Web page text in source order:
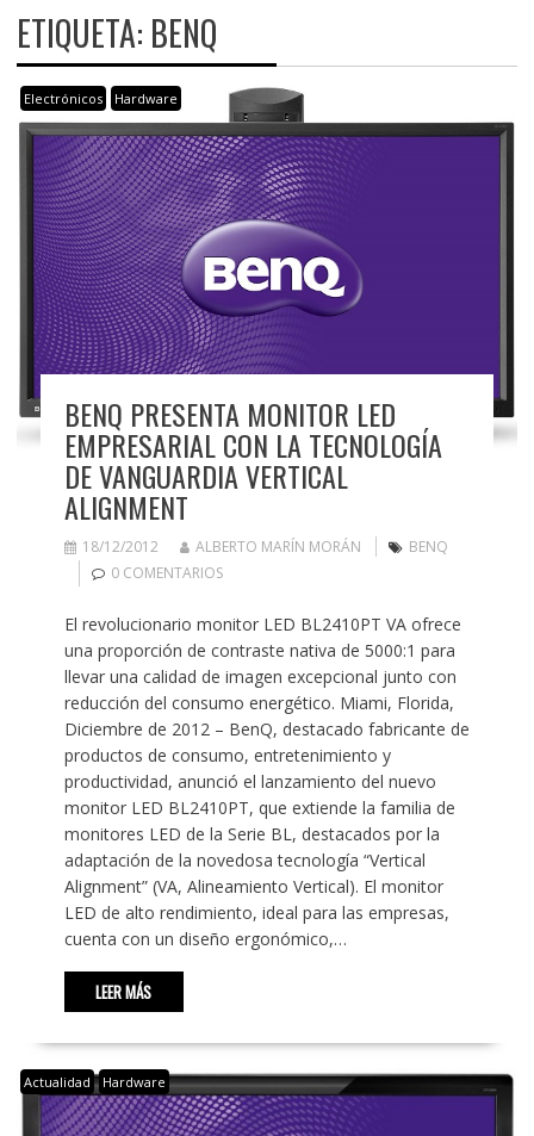
ETIQUETA: BENQ
Electrónicos Hardware
BENQ PRESENTA MONITOR LED
EMPRESARIAL CON LA TECNOLOGÍA
DE VANGUARDIA VERTICAL
ALIGNMENT
18/12/2012 ALBERTO MARÍN MORÁN
BENQ
0 COMENTARIOS
El revolucionario monitor LED BL2410PT VA ofrece
una proporción de contraste nativa de 5000:1 para
llevar una calidad de imagen excepcional junto con
reducción del consumo energético. Miami, Florida,
Diciembre de 2012 – BenQ, destacado fabricante de
productos de consumo, entretenimiento y
productividad, anunció el lanzamiento del nuevo
monitor LED BL2410PT, que extiende la familia de
monitores LED de la Serie BL, destacados por la
adaptación de la novedosa tecnología “Vertical
Alignment” (VA, Alineamiento Vertical). El monitor
LED de alto rendimiento, ideal para las empresas,
cuenta con un diseño ergonómico,…
LEER MÁS
Actualidad Hardware